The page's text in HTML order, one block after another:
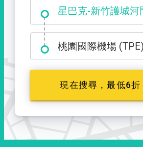
星巴克-新竹護城河
大霸尖山登山口
桃園國際機場 (TPE)
現在搜尋，最低6